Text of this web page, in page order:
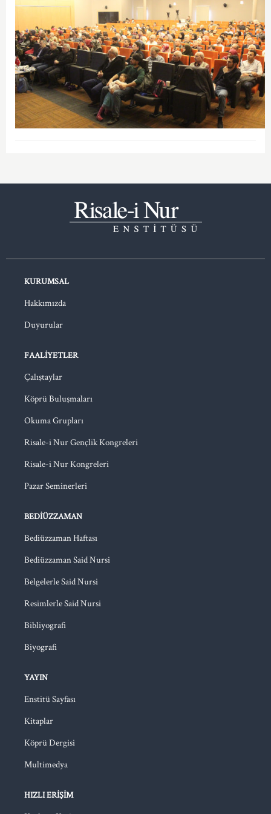
KURUMSAL
Hakkımızda
Duyurular
FAALIYETLER
Çalıştaylar
Köprü Buluşmaları
Okuma Grupları
Risale-i Nur Gençlik Kongreleri
Risale-i Nur Kongreleri
Pazar Seminerleri
BEDIÜZZAMAN
Bediüzzaman Haftası
Bediüzzaman Said Nursi
Belgelerle Said Nursi
Resimlerle Said Nursi
Bibliyografi
Biyografi
YAYIN
Enstitü Sayfası
Kitaplar
Köprü Dergisi
Multimedya
HIZLI ERIŞIM